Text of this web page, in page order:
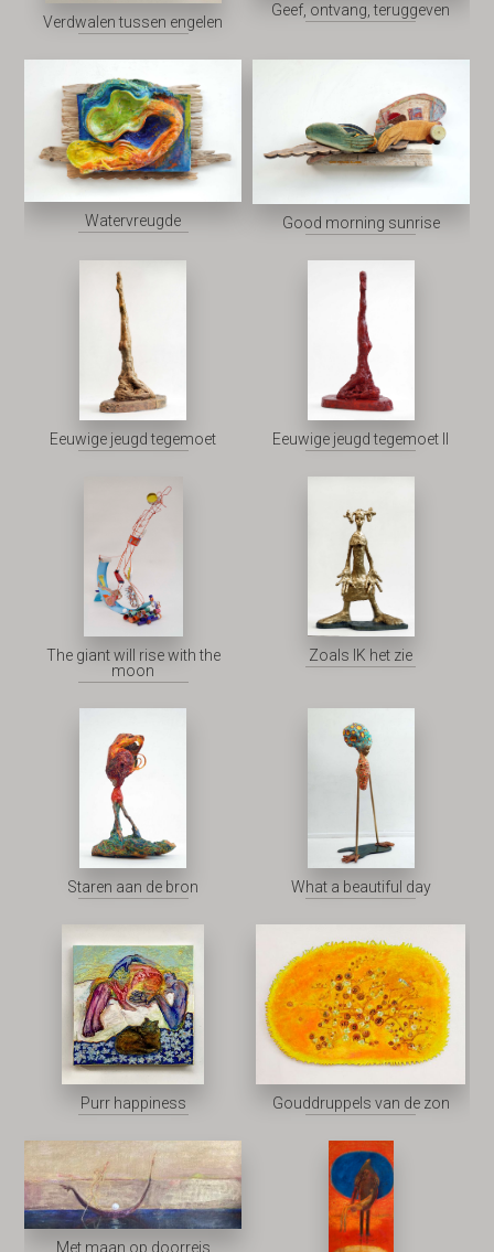
Verdwalen tussen engelen
Geef, ontvang, teruggeven
Watervreugde Good morning sunrise
Eeuwige jeugd tegemoet Eeuwige jeugd tegemoet II
The giant will rise with the
moon
Zoals IK het zie
Staren aan de bron What a beautiful day
Purr happiness Gouddruppels van de zon
Met maan op doorreis